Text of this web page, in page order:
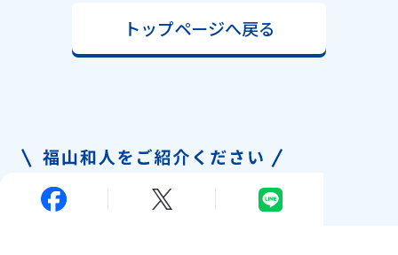
トップページへ戻る